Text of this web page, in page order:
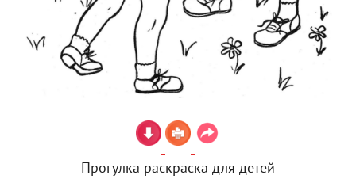
Прогулка раскраска для детей